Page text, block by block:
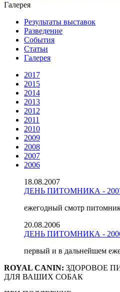
Галерея
Результаты выставок
Разведение
События
Статьи
Галерея
2017
2015
2014
2013
2012
2011
2010
2009
2008
2007
2006
18.08.2007
ДЕНЬ ПИТОМНИКА -
ежегодный смотр
20.08.2006
ДЕНЬ ПИТОМНИКА -
первый и в дальнейшем
ROYAL CANIN: ЗДОРОВОЕ
ДЛЯ ВАШИХ СОБАК